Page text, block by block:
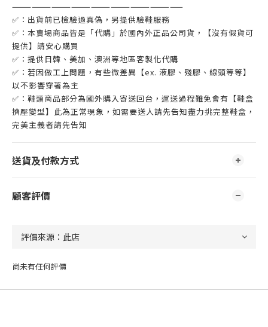
——————————————————————————
✅：出貨前已檢驗過真偽，另提供驗鞋服務
✅：本賣場商品皆是「代購」於國內外正品公司貨，【沒有假貨可
提供】請安心購買
✅：提供日韓、美加、澳洲等地區客製化代購
✅：若因做工上問題，有些微差異【ex. 液膠、殘膠、線頭等等】
以不影響穿著為主
✅：鞋類商品部分為國外購入寄送回台，運送過程難免會有【鞋盒
擠壓變型】此為正常現象，如需要送人請先告知盡力挑完整鞋盒，
完美主義者請先告知
送貨及付款方式
顧客評價
尚未有任何評價